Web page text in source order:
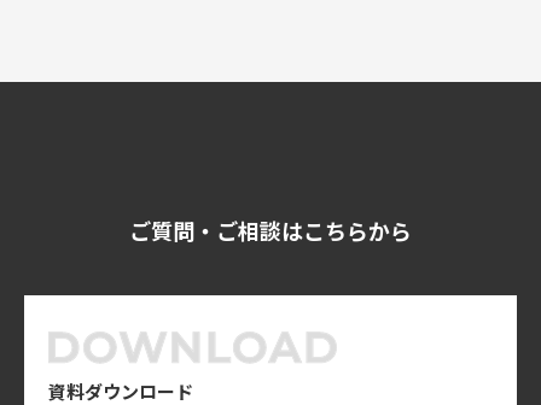
ご質問・ご相談はこちらから
資料ダウンロード